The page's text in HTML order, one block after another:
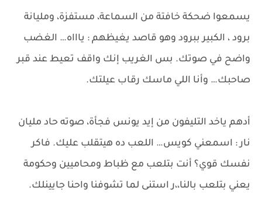
يسمعوا ضحكة خافتة من السماعة، مستفزة، ومليانة
برود ، الكبير ببرود وهو قاصد يغيظهم : ياااه… الغضب
واضح في صوتك. بس الغريب إنك واقف تعيط عند قبر
صاحبك… وأنا اللي ماسك رقاب عيلتك.
أدهم ياخد التليفون من إيد يونس فجأة، صوته حاد مليان
نار : اسمعني كويس… اللعب ده هيتقلب عليك. فاكر
نفسك قوي؟ أنت بتلعب مع ظباط ومحاميين وحكومة
يعني بتلعب بالنا،،ر استنى لما تشوفنا واحنا جايينلك.